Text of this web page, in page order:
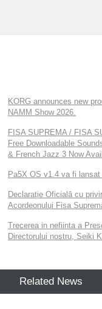
KORG announces new
NAMM Show 2026.
FISA SUPREMA / FISA
Free Downloadable
& French Jazz 3 Now
Pa5X OS v1.4 va fi lansat
Declarație Oficială cu
Acordeonului Fisa
Trecerea in nefiinta a
Directorului nostru, Seiki
Related News